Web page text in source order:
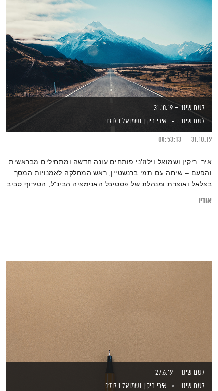
לשם שינוי – 31.10.19
לשם שינוי
אירי ריקין ושמואל וילוז'ני
31.10.19
00:53:13
אירי ריקין ושמואל וילוז'ני פותחים עונה חדשה ומתחילים מבראשית.
והפעם – שיחה עם תמי ברנשטיין, ראש המחלקה לאמנויות המסך
בצלאל ואוצרת ומנהלת של פסטיבל האנימציה הבינ"ל, הטירוף סביב
אודיו
לשם שינוי – 27.6.19
לשם שינוי
אירי ריקין ושמואל וילוז'ני